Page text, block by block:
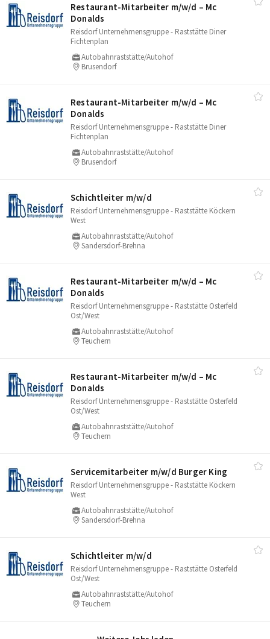
Restaurant-Mitarbeiter m/​w/​d – Mc
Donalds
Reisdorf Unternehmensgruppe - Raststätte Diner
Fichtenplan
Autobahnraststätte/Autohof
Brusendorf
Restaurant-Mitarbeiter m/​w/​d – Mc
Donalds
Reisdorf Unternehmensgruppe - Raststätte Diner
Fichtenplan
Autobahnraststätte/Autohof
Brusendorf
Schichtleiter m/​w/​d
Reisdorf Unternehmensgruppe - Raststätte Köckern
West
Autobahnraststätte/Autohof
Sandersdorf-Brehna
Restaurant-Mitarbeiter m/​w/​d – Mc
Donalds
Reisdorf Unternehmensgruppe - Raststätte Osterfeld
Ost/West
Autobahnraststätte/Autohof
Teuchern
Restaurant-Mitarbeiter m/​w/​d – Mc
Donalds
Reisdorf Unternehmensgruppe - Raststätte Osterfeld
Ost/West
Autobahnraststätte/Autohof
Teuchern
Servicemitarbeiter m/​w/​d Burger King
Reisdorf Unternehmensgruppe - Raststätte Köckern
West
Autobahnraststätte/Autohof
Sandersdorf-Brehna
Schichtleiter m/​w/​d
Reisdorf Unternehmensgruppe - Raststätte Osterfeld
Ost/West
Autobahnraststätte/Autohof
Teuchern